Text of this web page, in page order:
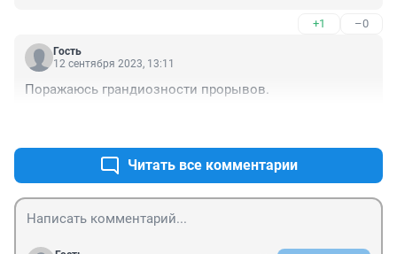
+1 –0
Гость
12 сентября 2023, 13:11
Поражаюсь грандиозности прорывов.
Читать все комментарии